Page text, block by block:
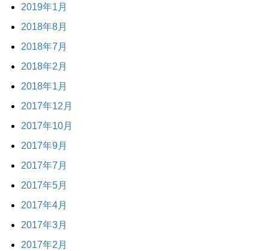
2019年1月
2018年8月
2018年7月
2018年2月
2018年1月
2017年12月
2017年10月
2017年9月
2017年7月
2017年5月
2017年4月
2017年3月
2017年2月